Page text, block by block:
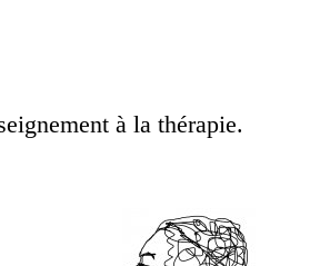
à la thérapie.